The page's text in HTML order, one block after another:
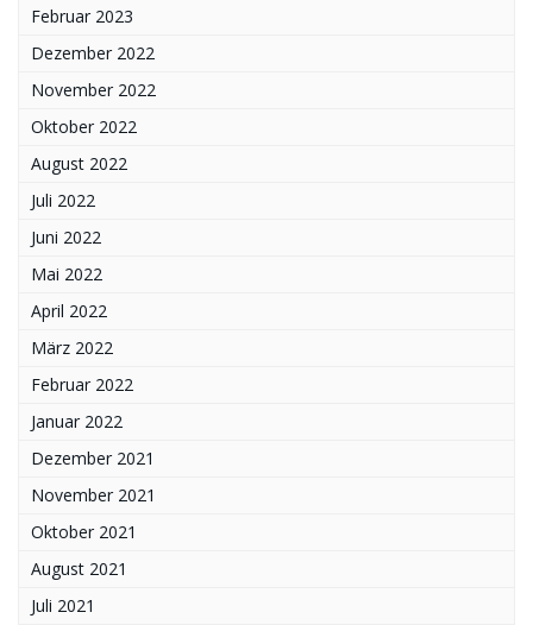
Februar 2023
Dezember 2022
November 2022
Oktober 2022
August 2022
Juli 2022
Juni 2022
Mai 2022
April 2022
März 2022
Februar 2022
Januar 2022
Dezember 2021
November 2021
Oktober 2021
August 2021
Juli 2021